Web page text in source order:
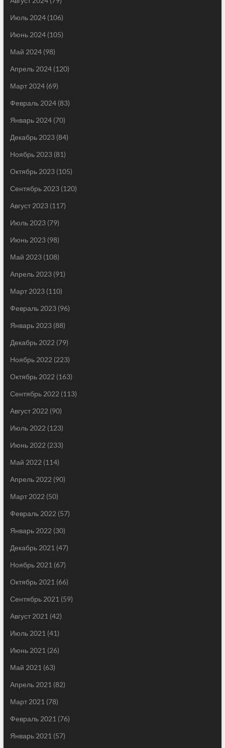
Июль 2024(106)
Июнь 2024(105)
Май 2024(98)
Апрель 2024(120)
Март 2024(69)
Февраль 2024(83)
Январь 2024(70)
Декабрь 2023(84)
Ноябрь 2023(81)
Октябрь 2023(105)
Сентябрь 2023(120)
Август 2023(117)
Июль 2023(79)
Июнь 2023(98)
Май 2023(108)
Апрель 2023(91)
Март 2023(110)
Февраль 2023(96)
Январь 2023(88)
Декабрь 2022 (79)
Ноябрь 2022 (223)
Октябрь 2022 (163)
Сентябрь 2022 (113)
Август 2022 (90)
Июль 2022 (123)
Июнь 2022 (233)
Май 2022 (114)
Апрель 2022 (90)
Март 2022 (50)
Февраль 2022 (57)
Январь 2022 (30)
Декабрь 2021 (47)
Ноябрь 2021 (67)
Октябрь 2021 (66)
Сентябрь 2021 (59)
Август 2021 (42)
Июль 2021 (41)
Июнь 2021 (26)
Май 2021 (63)
Апрель 2021 (82)
Март 2021 (78)
Февраль 2021 (76)
Январь 2021 (57)